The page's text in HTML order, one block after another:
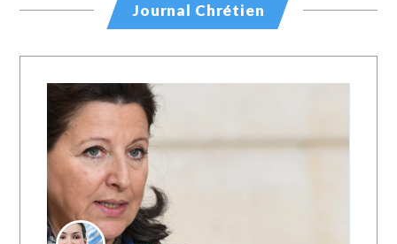
Journal Chrétien